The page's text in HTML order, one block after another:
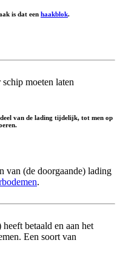
is dat een haakblok.
moeten laten
van de lading tijdelijk, tot men op
van (de doorgaande) lading
.
heeft betaald en aan het
Een soort van